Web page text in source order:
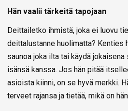
Hän vaalii tärkeitä tapojaan
Deittailetko ihmistä, joka ei luovu
deittalustanne huolimatta? Kenties
saunoa joka ilta tai käydä jokaisena
isänsä kanssa. Jos hän pitää
asioista kiinni, on se hyvä merkki.
terveet rajansa ja tietää, mikä on